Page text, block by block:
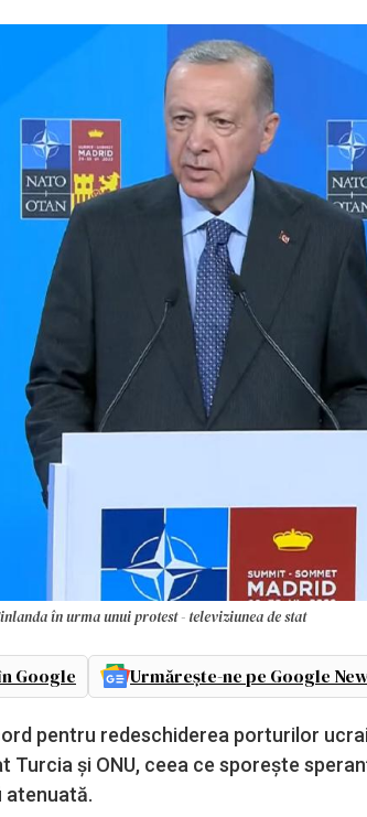
în urma unui protest - televiziunea de stat
Google Urmărește-ne pe Google
pentru redeschiderea porturilor
Turcia și ONU, ceea ce sporește
atenuată.